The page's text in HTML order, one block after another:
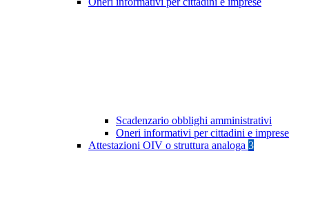
Scadenzario obblighi amministrativi
Oneri informativi per cittadini e imprese
Attestazioni OIV o struttura analoga 3